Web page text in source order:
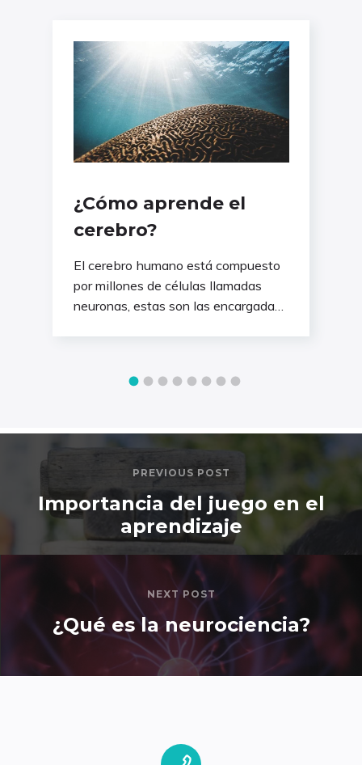
¿Cómo aprende el
cerebro?
El cerebro humano está compuesto
por millones de células llamadas
neuronas, estas son las encargadas
PREVIOUS POST
Importancia del juego en el
aprendizaje
NEXT POST
¿Qué es la neurociencia?